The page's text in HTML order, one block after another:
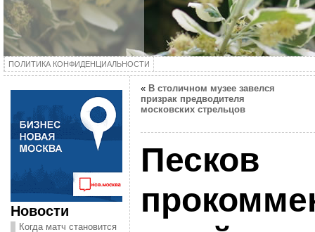
ПОЛИТИКА КОНФИДЕНЦИАЛЬНОСТИ
Новости
Когда матч становится
« В столичном музее завелся
призрак предводителя
московских стрельцов
Песков